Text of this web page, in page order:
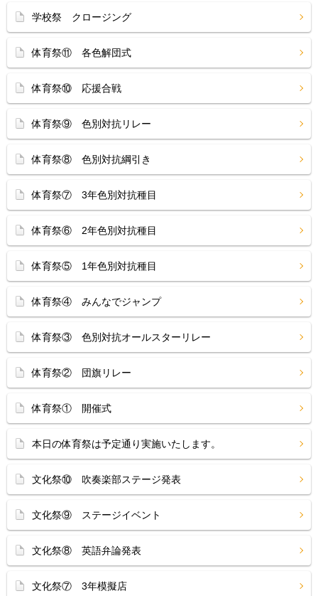
学校祭 クロージング
体育祭⑪ 各色解団式
体育祭⑩ 応援合戦
体育祭⑨ 色別対抗リレー
体育祭⑧ 色別対抗綱引き
体育祭⑦ 3年色別対抗種目
体育祭⑥ 2年色別対抗種目
体育祭⑤ 1年色別対抗種目
体育祭④ みんなでジャンプ
体育祭③ 色別対抗オールスターリレー
体育祭② 団旗リレー
体育祭① 開催式
本日の体育祭は予定通り実施いたします。
文化祭⑩ 吹奏楽部ステージ発表
文化祭⑨ ステージイベント
文化祭⑧ 英語弁論発表
文化祭⑦ 3年模擬店